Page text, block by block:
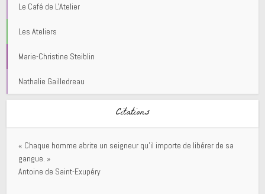
Le Café de L'Atelier
Les Ateliers
Marie-Christine Steiblin
Nathalie Gailledreau
Citations
« Chaque homme abrite un seigneur qu’il importe de libérer de sa
gangue. »
Antoine de Saint-Exupéry